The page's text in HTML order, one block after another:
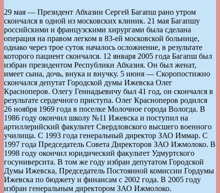
29 мая — Президент Абхазии Сергей Багапш рано утром
скончался в одной из московских клиник. 21 мая Багапшу
российскими и французскими хирургами была сделана
операция на правом легком в 83-ей московской больнице,
однако через трое суток началось осложнение, в результате
которого пациент скончался. 12 января 2005 года Багапш был
избран президентом Республики Абхазия. Он был женат,
имеет сына, дочь, внука и внучку. 5 июня — Скоропостижно
скончался депутат Городской думы Ижевска Олег
Красноперов. Олегу Геннадьевичу был 41 год, он скончался в
результате сердечного приступа. Олег Красноперов родился
26 ноября 1969 года в поселке Молочное города Вологда. В
1986 году окончил школу №11 Ижевска и поступил на
артиллерийский факультет Свердловского высшего военного
училища. C 1993 года генеральный директор ЗАО Иммар. С
1997 года Председатель Совета Директоров ЗАО Ижмолоко. В
1998 году окончил юридический факультет Удмуртского
госуниверсита. В том же году избран депутатом Городской
Думы Ижевска, Председатель Постоянной комиссии Гордумы
Ижевска по бюджету и финансам с 2002 года. В 2005 году
избран генеральным директором ЗАО Ижмолоко.